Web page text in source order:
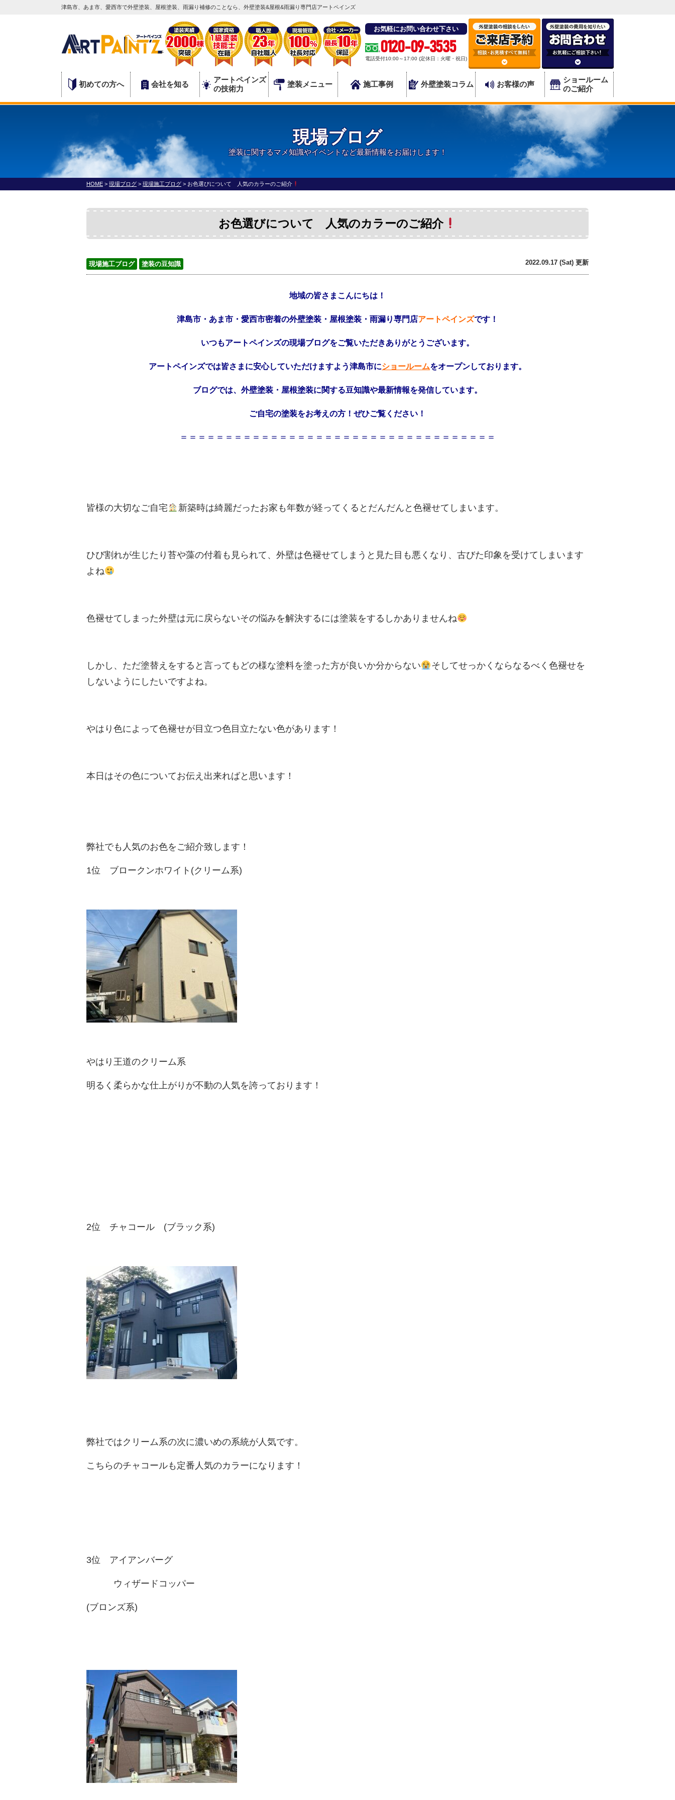
津島市、あま市、愛西市で外壁塗装、屋根塗装、雨漏り補修のことなら、外壁塗装&屋根&雨漏り専門店アートペインズ
お気軽にお問い合わせ下さい
0120-09-3535
電話受付10:00～17:00 (定休日：火曜・祝日)
初めての方へ 会社を知る
アートペインズ
の技術力
塗装メニュー 施工事例 外壁塗装コラム お客様の声
ショールーム
のご紹介
現場ブログ
塗装に関するマメ知識やイベントなど最新情報をお届けします！
HOME > 現場ブログ > 現場施工ブログ > お色選びについて 人気のカラーのご紹介
お色選びについて 人気のカラーのご紹介
現場施工ブログ 塗装の豆知識 2022.09.17 (Sat) 更新
地域の皆さまこんにちは！
津島市・あま市・愛西市密着の外壁塗装・屋根塗装・雨漏り専門店アートペインズです！
いつもアートペインズの現場ブログをご覧いただきありがとうございます。
アートペインズでは皆さまに安心していただけますよう津島市にショールームをオープンしております。
ブログでは、外壁塗装・屋根塗装に関する豆知識や最新情報を発信しています。
ご自宅の塗装をお考えの方！ぜひご覧ください！
＝＝＝＝＝＝＝＝＝＝＝＝＝＝＝＝＝＝＝＝＝＝＝＝＝＝＝＝＝＝＝＝＝＝＝
皆様の大切なご自宅 新築時は綺麗だったお家も年数が経ってくるとだんだんと色褪せてしまいます。
ひび割れが生じたり苔や藻の付着も見られて、外壁は色褪せてしまうと見た目も悪くなり、古びた印象を受けてしまいます
よね
色褪せてしまった外壁は元に戻らないその悩みを解決するには塗装をするしかありませんね
しかし、ただ塗替えをすると言ってもどの様な塗料を塗った方が良いか分からない
そしてせっかくならなるべく色褪せを
しないようにしたいですよね。
やはり色によって色褪せが目立つ色目立たない色があります！
本日はその色についてお伝え出来ればと思います！
弊社でも人気のお色をご紹介致します！
1位 ブロークンホワイト (クリーム系)
やはり王道のクリーム系
明るく柔らかな仕上がりが不動の人気を誇っております！
2位 チャコール (ブラック系)
弊社ではクリーム系の次に濃いめの系統が人気です。
こちらのチャコールも定番人気のカラーになります！
3位 アイアンバーグ
ウィザードコッパー
(ブロンズ系)